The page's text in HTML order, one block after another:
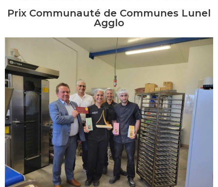
Prix Communauté de Communes Lunel
Agglo